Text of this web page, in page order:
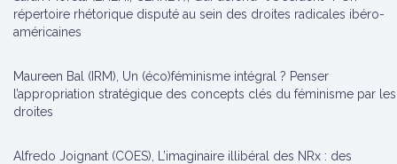
répertoire rhétorique disputé au sein des droites radicales ibéro-
américaines
Maureen Bal (IRM), Un (éco)féminisme intégral ? Penser
l’appropriation stratégique des concepts clés du féminisme par les
droites
Alfredo Joignant (COES), L’imaginaire illibéral des NRx : des